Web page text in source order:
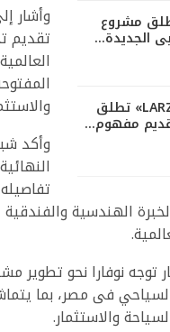
مشروع
«LARZ Developments» تطلق
مفهوم…
وأشار
تقديم
وأكد
الهندسية
نوفارا نحو تطوير
فى مصر، بما
والاستثمار.